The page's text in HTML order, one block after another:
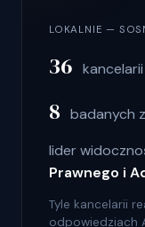
LOKALNIE —
36
8 badanych
lider
Prawnego i
Tyle kancelarii
odpowiedziach